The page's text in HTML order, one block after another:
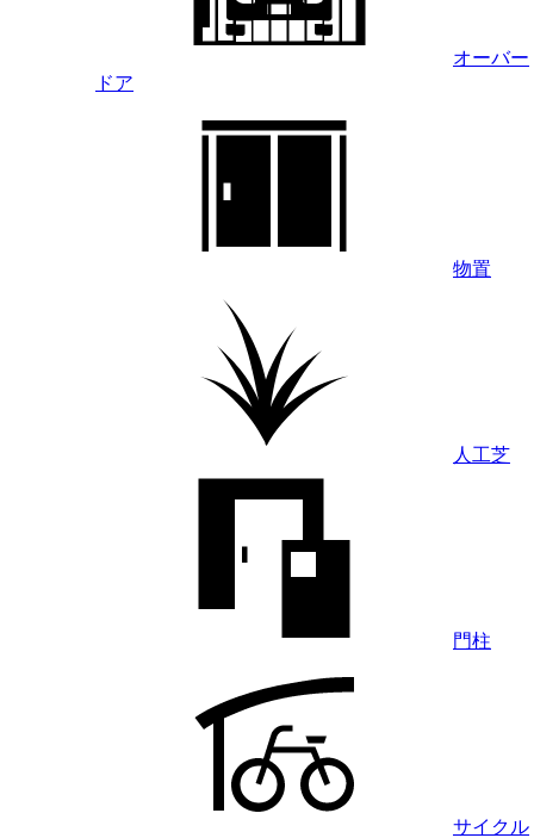
オーバー
ドア
物置
人工芝
門柱
サイクル